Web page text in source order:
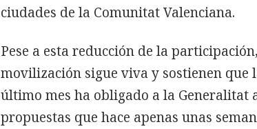
ciudades de la Comunitat Valenciana.
Pese a esta reducción de la
movilización sigue viva y sostienen
último mes ha obligado a la Generalitat
propuestas que hace apenas unas